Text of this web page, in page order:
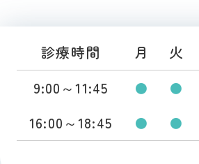
診療時間 月 火
9:00～11:45
● ●
16:00～18:45 ● ●